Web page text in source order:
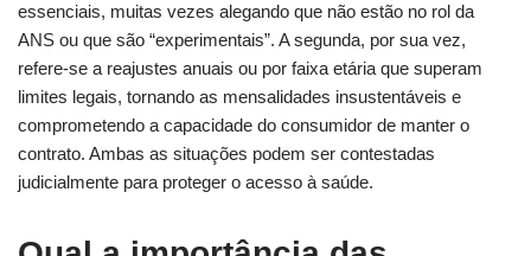
essenciais, muitas vezes alegando que não estão no rol da
ANS ou que são “experimentais”. A segunda, por sua vez,
refere-se a reajustes anuais ou por faixa etária que superam
limites legais, tornando as mensalidades insustentáveis e
comprometendo a capacidade do consumidor de manter o
contrato. Ambas as situações podem ser contestadas
judicialmente para proteger o acesso à saúde.